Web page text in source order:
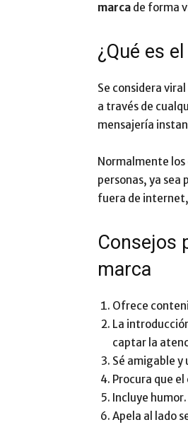
marca de forma
¿Qué es
Se considera
a través de
mensajería
Normalmente los
personas, ya
fuera de internet,
Consejos
marca
Ofrece
La
captar la
Sé amigable y
Procura que
Incluye humor.
Apela al lado